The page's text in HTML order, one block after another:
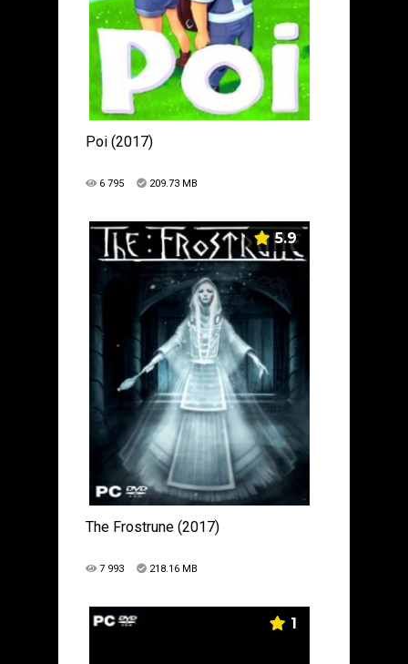
Poi (2017)
6 795 209.73 MB
5.9
The Frostrune (2017)
7 993 218.16 MB
1